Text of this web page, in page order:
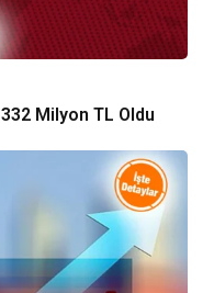
Milyon TL Oldu